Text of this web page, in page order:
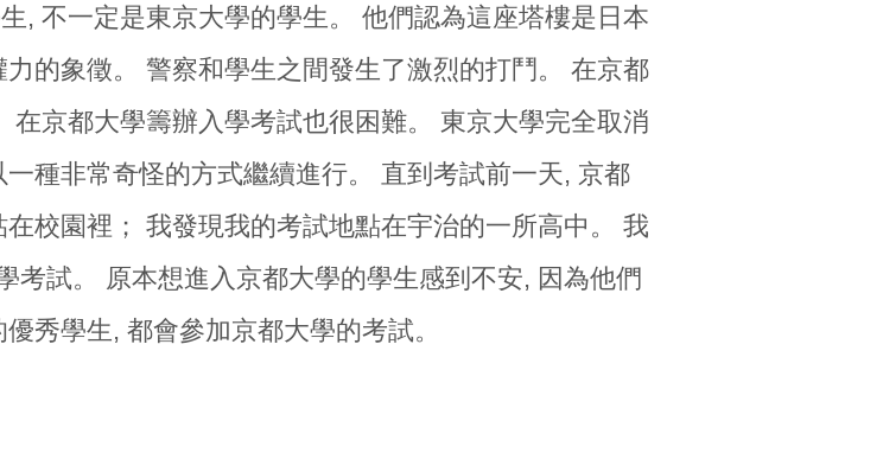
, 不一定是東京大學的學生。 他們認為這座塔樓是日本
的象徵。 警察和學生之間發生了激烈的打鬥。 在京都
在京都大學籌辦入學考試也很困難。 東京大學完全取消
種非常奇怪的方式繼續進行。 直到考試前一天, 京都
校園裡； 我發現我的考試地點在宇治的一所高中。 我
考試。 原本想進入京都大學的學生感到不安, 因為他們
秀學生, 都會參加京都大學的考試。